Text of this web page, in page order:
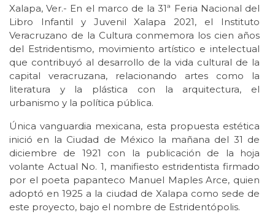
Xalapa, Ver.- En el marco de la 31ª Feria Nacional del
Libro Infantil y Juvenil Xalapa 2021, el Instituto
Veracruzano de la Cultura conmemora los cien años
del Estridentismo, movimiento artístico e intelectual
que contribuyó al desarrollo de la vida cultural de la
capital veracruzana, relacionando artes como la
literatura y la plástica con la arquitectura, el
urbanismo y la política pública.
Única vanguardia mexicana, esta propuesta estética
inició en la Ciudad de México la mañana del 31 de
diciembre de 1921 con la publicación de la hoja
volante Actual No. 1, manifiesto estridentista firmado
por el poeta papanteco Manuel Maples Arce, quien
adoptó en 1925 a la ciudad de Xalapa como sede de
este proyecto, bajo el nombre de Estridentópolis.